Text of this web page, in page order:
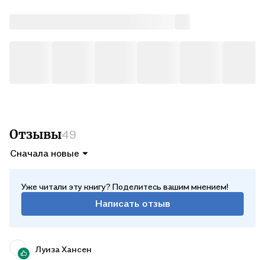
Отзывы49
Сначала новые
Уже читали эту книгу? Поделитесь вашим мнением!
Написать отзыв
Луиза Хансен